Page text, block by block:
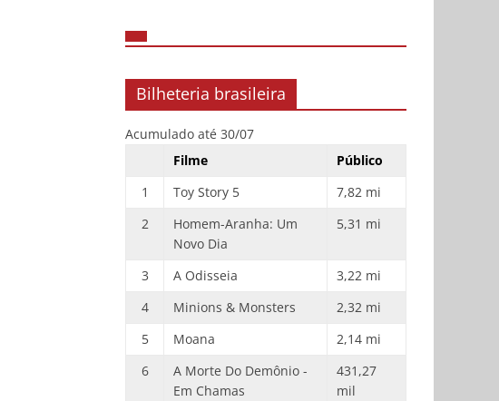
Bilheteria brasileira
Acumulado até 30/07
Filme
Público
1
Toy Story 5
7,82 mi
2
Homem-Aranha: Um
Novo Dia
5,31 mi
3 A Odisseia
3,22 mi
4
Minions & Monsters
2,32 mi
5
Moana
2,14 mi
6
A Morte Do Demônio -
Em Chamas
431,27
mil